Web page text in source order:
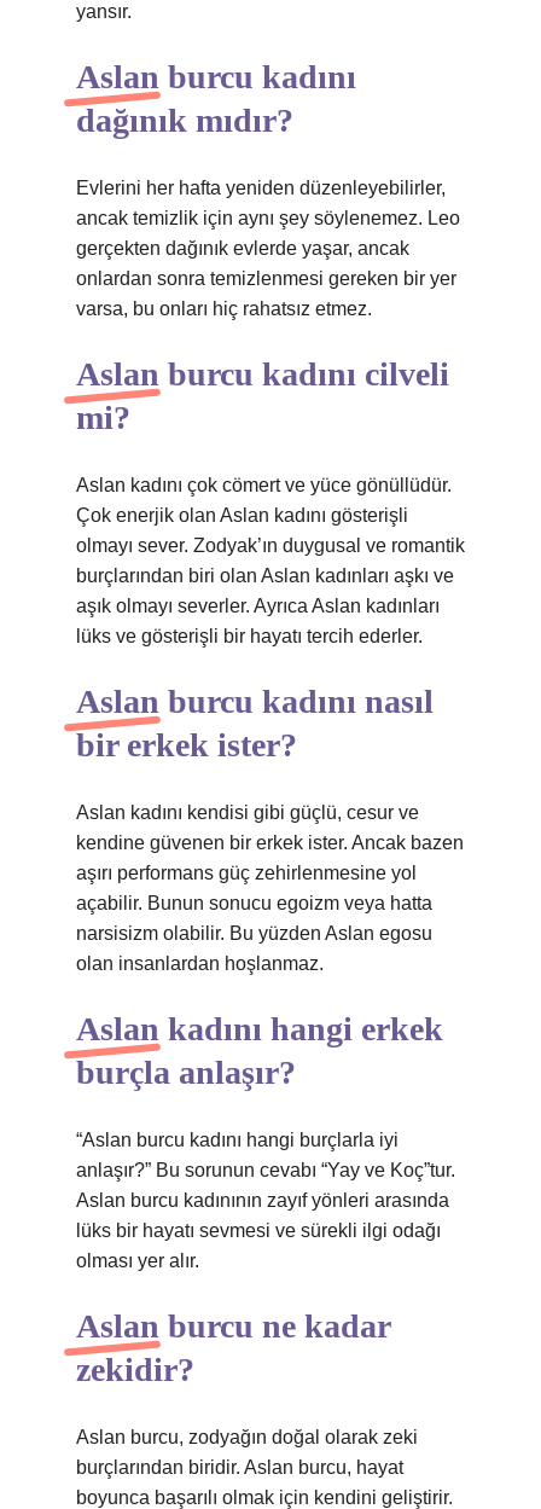
yansır.
Aslan burcu kadını
dağınık mıdır?
Evlerini her hafta yeniden düzenleyebilirler,
ancak temizlik için aynı şey söylenemez. Leo
gerçekten dağınık evlerde yaşar, ancak
onlardan sonra temizlenmesi gereken bir yer
varsa, bu onları hiç rahatsız etmez.
Aslan burcu kadını cilveli
mi?
Aslan kadını çok cömert ve yüce gönüllüdür.
Çok enerjik olan Aslan kadını gösterişli
olmayı sever. Zodyak’ın duygusal ve romantik
burçlarından biri olan Aslan kadınları aşkı ve
aşık olmayı severler. Ayrıca Aslan kadınları
lüks ve gösterişli bir hayatı tercih ederler.
Aslan burcu kadını nasıl
bir erkek ister?
Aslan kadını kendisi gibi güçlü, cesur ve
kendine güvenen bir erkek ister. Ancak bazen
aşırı performans güç zehirlenmesine yol
açabilir. Bunun sonucu egoizm veya hatta
narsisizm olabilir. Bu yüzden Aslan egosu
olan insanlardan hoşlanmaz.
Aslan kadını hangi erkek
burçla anlaşır?
“Aslan burcu kadını hangi burçlarla iyi
anlaşır?” Bu sorunun cevabı “Yay ve Koç”tur.
Aslan burcu kadınının zayıf yönleri arasında
lüks bir hayatı sevmesi ve sürekli ilgi odağı
olması yer alır.
Aslan burcu ne kadar
zekidir?
Aslan burcu, zodyağın doğal olarak zeki
burçlarından biridir. Aslan burcu, hayat
boyunca başarılı olmak için kendini geliştirir.